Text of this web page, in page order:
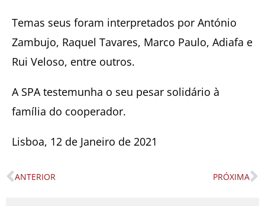
Temas seus foram interpretados por António
Zambujo, Raquel Tavares, Marco Paulo, Adiafa e
Rui Veloso, entre outros.
A SPA testemunha o seu pesar solidário à
família do cooperador.
Lisboa, 12 de Janeiro de 2021
Prev
ANTERIOR PRÓXIMA